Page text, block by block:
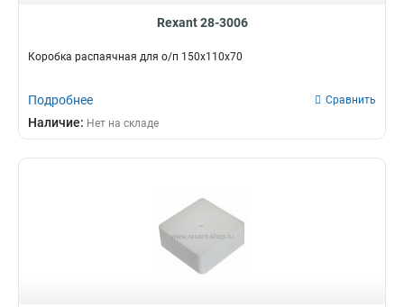
Rexant 28-3006
Коробка распаячная для о/п 150х110х70
Подробнее Сравнить
Наличие: Нет на складе